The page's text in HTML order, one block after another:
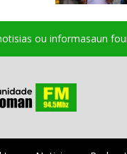
ou informasaun